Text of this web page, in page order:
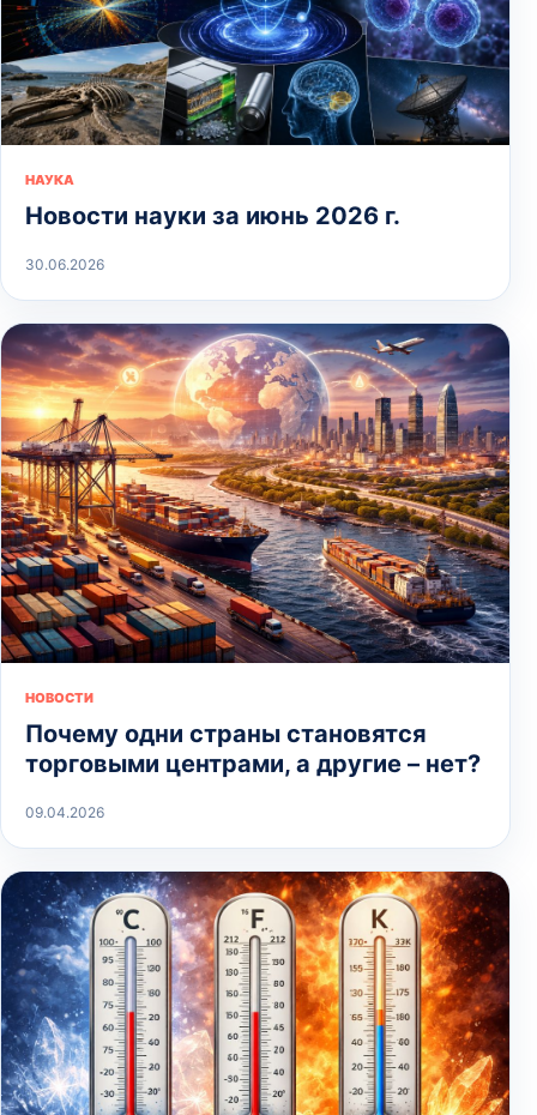
НАУКА
Новости науки за июнь 2026 г.
30.06.2026
НОВОСТИ
Почему одни страны становятся
торговыми центрами, а другие – нет?
09.04.2026